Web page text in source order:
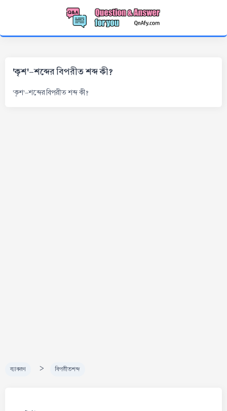
'কৃশ'-শব্দের বিপরীত শব্দ কী?
'কৃশ'-শব্দের বিপরীত শব্দ কী?
ব্যাকরণ > বিপরীতশব্দ